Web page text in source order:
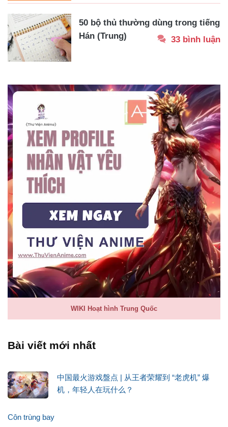
50 bộ thủ thường dùng trong tiếng
Hán (Trung)
33 bình luận
WIKI Hoạt hình Trung Quốc
Bài viết mới nhất
中国最火游戏盤点 | 从王者荣耀到 “老虎机” 爆
机，年轻人在玩什么？
Côn trùng bay